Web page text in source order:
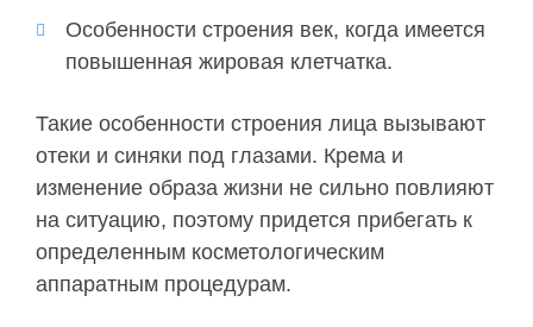
Особенности строения век, когда имеется
повышенная жировая клетчатка.
Такие особенности строения лица вызывают
отеки и синяки под глазами. Крема и
изменение образа жизни не сильно повлияют
на ситуацию, поэтому придется прибегать к
определенным косметологическим
аппаратным процедурам.